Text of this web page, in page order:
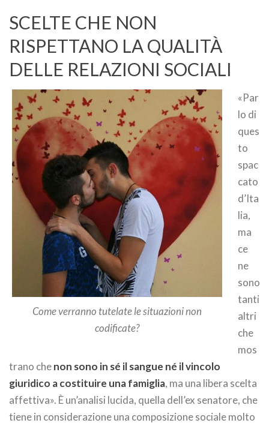
SCELTE CHE NON
RISPETTANO LA QUALITÀ
DELLE RELAZIONI SOCIALI
Come verranno tutelate le situazioni non
codificate?
«Par
lo di
ques
to
spac
cato
d’Ita
lia,
ma
ce
ne
sono
tanti
altri
che
mos
trano chenon sono in sé il sangue né il vincolo
giuridico a costituire una famiglia, ma una libera scelta
affettiva». È un’analisi lucida, quella dell’ex senatore, che
tiene in considerazione una composizione sociale molto